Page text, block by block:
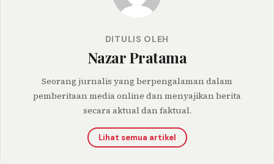
DITULIS OLEH
Nazar Pratama
Seorang jurnalis yang berpengalaman dalam
pemberitaan media online dan menyajikan berita
secara aktual dan faktual.
Lihat semua artikel